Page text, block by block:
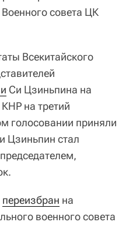
совета ЦК
Всекитайского
Си Цзиньпина на
на третий
голосовании приняли
Цзиньпин стал
переизбран на
военного совета